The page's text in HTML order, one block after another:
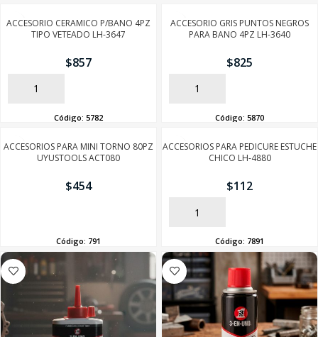
ACCESORIO CERAMICO P/BANO 4PZ
TIPO VETEADO LH-3647
$857
AÑADIR
Código: 5782
ACCESORIO GRIS PUNTOS NEGROS
PARA BANO 4PZ LH-3640
$825
AÑADIR
Código: 5870
ACCESORIOS PARA MINI TORNO 80PZ
UYUSTOOLS ACT080
$454
Código: 791
ACCESORIOS PARA PEDICURE ESTUCHE
CHICO LH-4880
$112
AÑADIR
Código: 7891